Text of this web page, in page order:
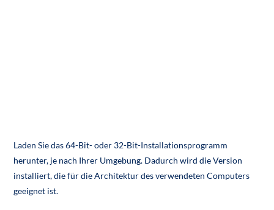
Laden Sie das 64-Bit- oder 32-Bit-Installationsprogramm
herunter, je nach Ihrer Umgebung. Dadurch wird die Version
installiert, die für die Architektur des verwendeten Computers
geeignet ist.